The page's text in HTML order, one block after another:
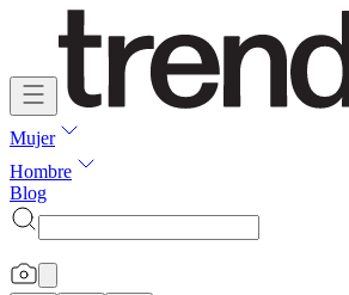
Mujer
Hombre
Blog